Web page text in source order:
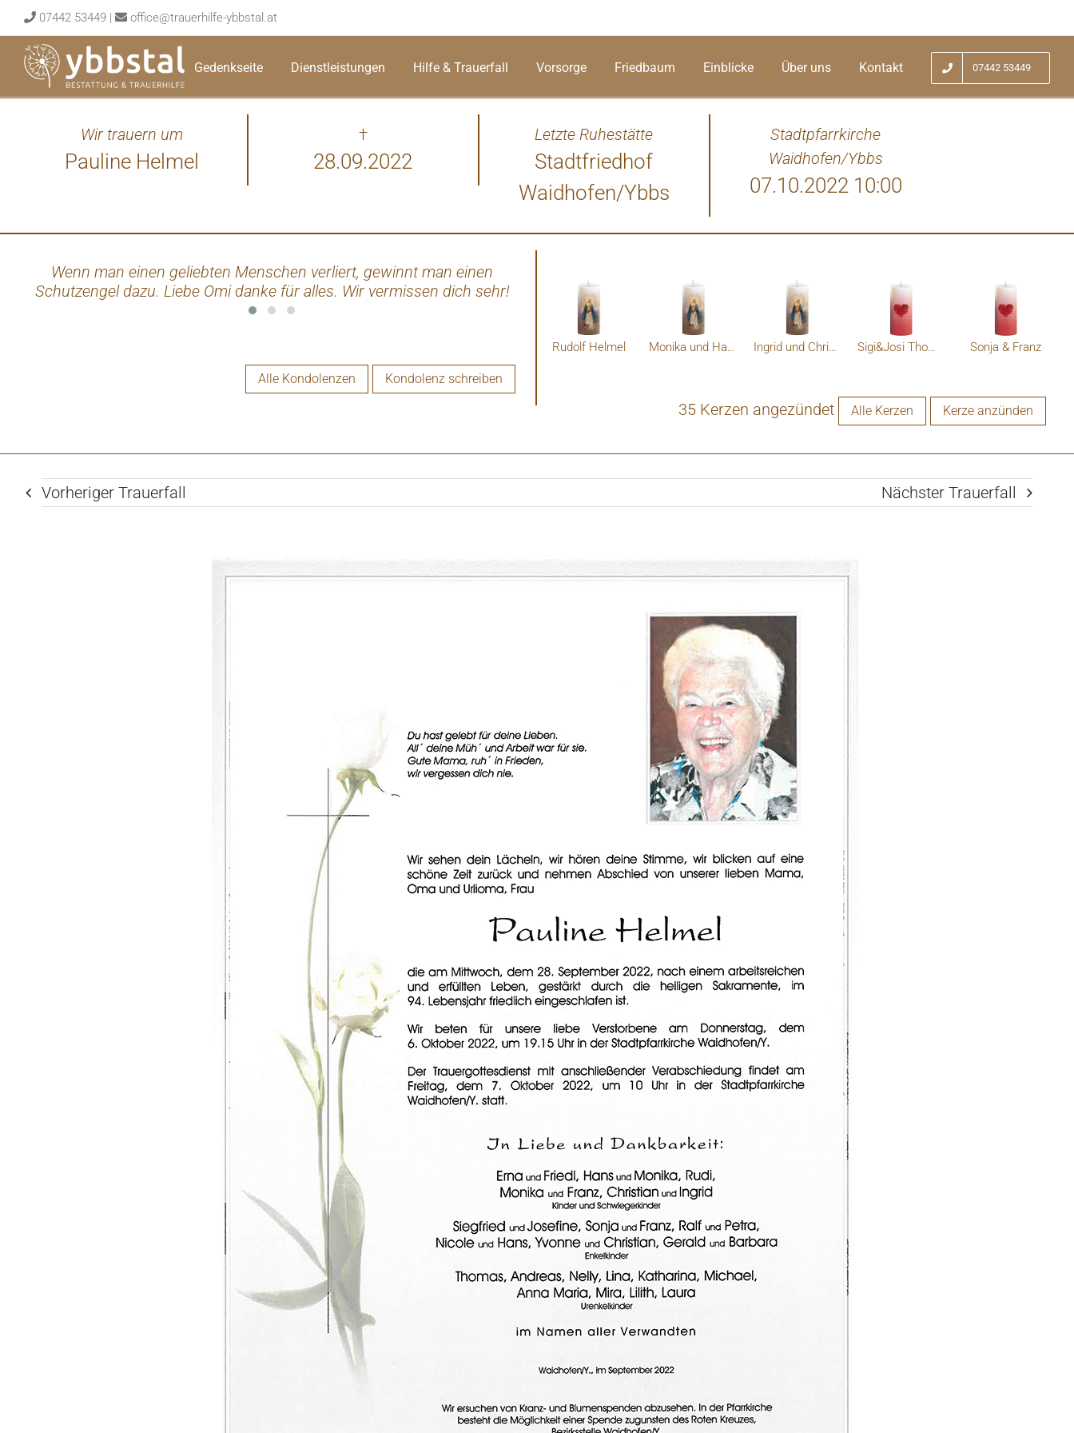
to
content
07442 53449 | office@trauerhilfe-ybbstal.at
Gedenkseite Dienstleistungen Hilfe & Trauerfall Vorsorge Friedbaum Einblicke Über uns Kontakt 07442 53449
Wir trauern um
Pauline Helmel
†
28.09.2022
Letzte Ruhestätte
Stadtfriedhof
Waidhofen/Ybbs
Stadtpfarrkirche
Waidhofen/Ybbs
07.10.2022 10:00
Wenn man einen geliebten Menschen verliert, gewinnt man einen
Schutzengel dazu. Liebe Omi danke für alles. Wir vermissen dich sehr!
bei uns und wir vermissen dich sehr! Sigi&Josi Thomas und Andi
Alle Kondolenzen Kondolenz schreiben
Rudolf Helmel Monika und Hans Ingrid und Christian Sigi&Josi Thomas und Andi Sonja & Franz
35 Kerzen angezündet Alle Kerzen Kerze anzünden
Vorheriger Trauerfall Nächster Trauerfall